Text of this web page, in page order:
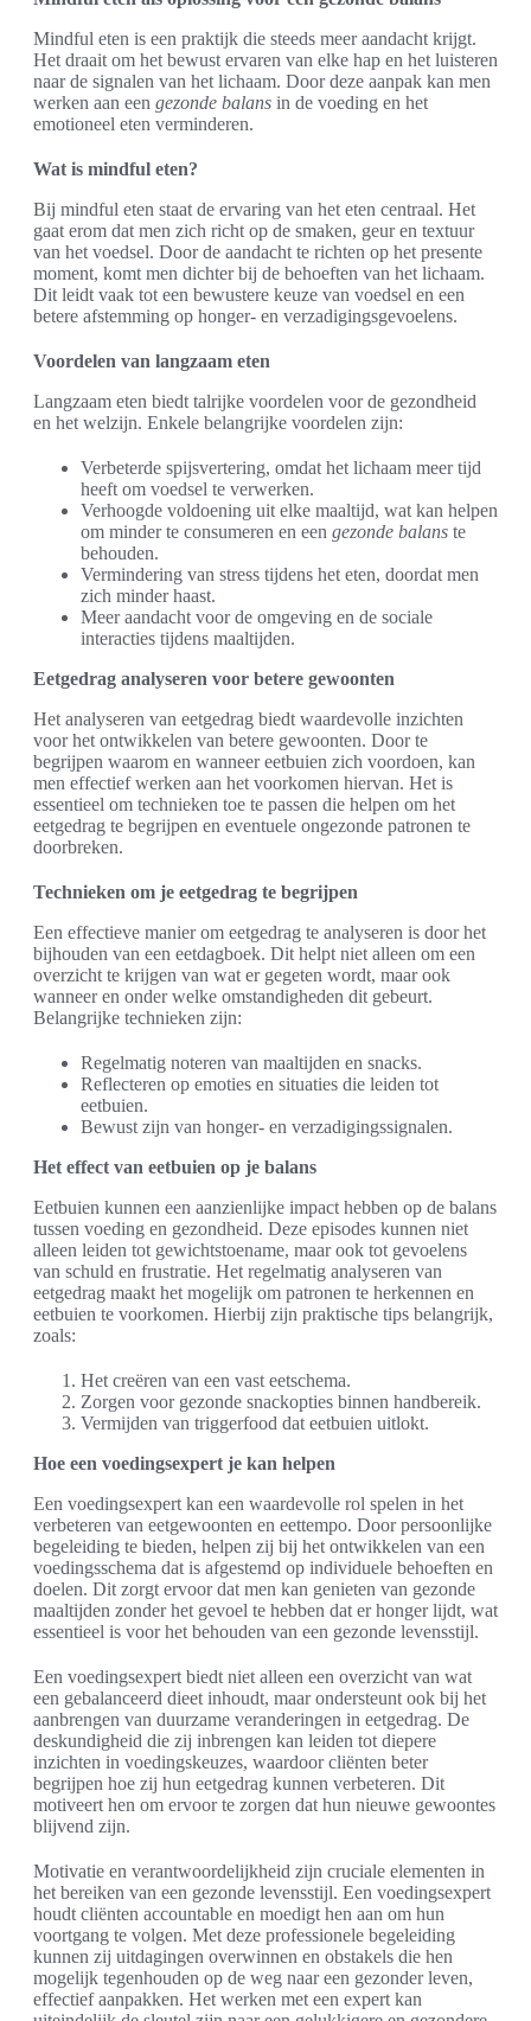
Mindful eten is een praktijk die steeds meer aandacht krijgt.
Het draait om het bewust ervaren van elke hap en het luisteren
naar de signalen van het lichaam. Door deze aanpak kan men
werken aan een gezonde balans in de voeding en het
emotioneel eten verminderen.
Wat is mindful eten?
Bij mindful eten staat de ervaring van het eten centraal. Het
gaat erom dat men zich richt op de smaken, geur en textuur
van het voedsel. Door de aandacht te richten op het presente
moment, komt men dichter bij de behoeften van het lichaam.
Dit leidt vaak tot een bewustere keuze van voedsel en een
betere afstemming op honger- en verzadigingsgevoelens.
Voordelen van langzaam eten
Langzaam eten biedt talrijke voordelen voor de gezondheid
en het welzijn. Enkele belangrijke voordelen zijn:
Verbeterde spijsvertering, omdat het lichaam meer tijd
heeft om voedsel te verwerken.
Verhoogde voldoening uit elke maaltijd, wat kan helpen
om minder te consumeren en een gezonde balans te
behouden.
Vermindering van stress tijdens het eten, doordat men
zich minder haast.
Meer aandacht voor de omgeving en de sociale
interacties tijdens maaltijden.
Eetgedrag analyseren voor betere gewoonten
Het analyseren van eetgedrag biedt waardevolle inzichten
voor het ontwikkelen van betere gewoonten. Door te
begrijpen waarom en wanneer eetbuien zich voordoen, kan
men effectief werken aan het voorkomen hiervan. Het is
essentieel om technieken toe te passen die helpen om het
eetgedrag te begrijpen en eventuele ongezonde patronen te
doorbreken.
Technieken om je eetgedrag te begrijpen
Een effectieve manier om eetgedrag te analyseren is door het
bijhouden van een eetdagboek. Dit helpt niet alleen om een
overzicht te krijgen van wat er gegeten wordt, maar ook
wanneer en onder welke omstandigheden dit gebeurt.
Belangrijke technieken zijn:
Regelmatig noteren van maaltijden en snacks.
Reflecteren op emoties en situaties die leiden tot
eetbuien.
Bewust zijn van honger- en verzadigingssignalen.
Het effect van eetbuien op je balans
Eetbuien kunnen een aanzienlijke impact hebben op de balans
tussen voeding en gezondheid. Deze episodes kunnen niet
alleen leiden tot gewichtstoename, maar ook tot gevoelens
van schuld en frustratie. Het regelmatig analyseren van
eetgedrag maakt het mogelijk om patronen te herkennen en
eetbuien te voorkomen. Hierbij zijn praktische tips belangrijk,
zoals:
Het creëren van een vast eetschema.
Zorgen voor gezonde snackopties binnen handbereik.
Vermijden van triggerfood dat eetbuien uitlokt.
Hoe een voedingsexpert je kan helpen
Een voedingsexpert kan een waardevolle rol spelen in het
verbeteren van eetgewoonten en eettempo. Door persoonlijke
begeleiding te bieden, helpen zij bij het ontwikkelen van een
voedingsschema dat is afgestemd op individuele behoeften en
doelen. Dit zorgt ervoor dat men kan genieten van gezonde
maaltijden zonder het gevoel te hebben dat er honger lijdt, wat
essentieel is voor het behouden van een gezonde levensstijl.
Een voedingsexpert biedt niet alleen een overzicht van wat
een gebalanceerd dieet inhoudt, maar ondersteunt ook bij het
aanbrengen van duurzame veranderingen in eetgedrag. De
deskundigheid die zij inbrengen kan leiden tot diepere
inzichten in voedingskeuzes, waardoor cliënten beter
begrijpen hoe zij hun eetgedrag kunnen verbeteren. Dit
motiveert hen om ervoor te zorgen dat hun nieuwe gewoontes
blijvend zijn.
Motivatie en verantwoordelijkheid zijn cruciale elementen in
het bereiken van een gezonde levensstijl. Een voedingsexpert
houdt cliënten accountable en moedigt hen aan om hun
voortgang te volgen. Met deze professionele begeleiding
kunnen zij uitdagingen overwinnen en obstakels die hen
mogelijk tegenhouden op de weg naar een gezonder leven,
effectief aanpakken. Het werken met een expert kan